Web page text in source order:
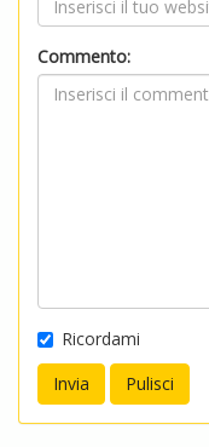
Commento:
Ricordami